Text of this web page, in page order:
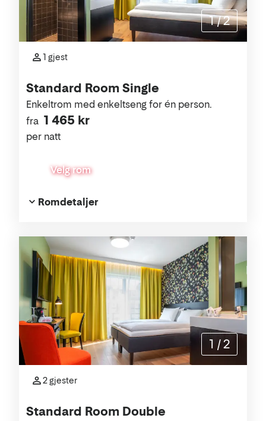
Standard Room Single
fra 1 465 kr
per natt
Enkeltrom med enkeltseng for én person.
Velg rom
1 gjest
Romdetaljer
1 /2
Standard Room Double
2 gjester
1 /2